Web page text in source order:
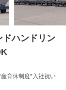
ドハンドリン
育休制度*入社祝い